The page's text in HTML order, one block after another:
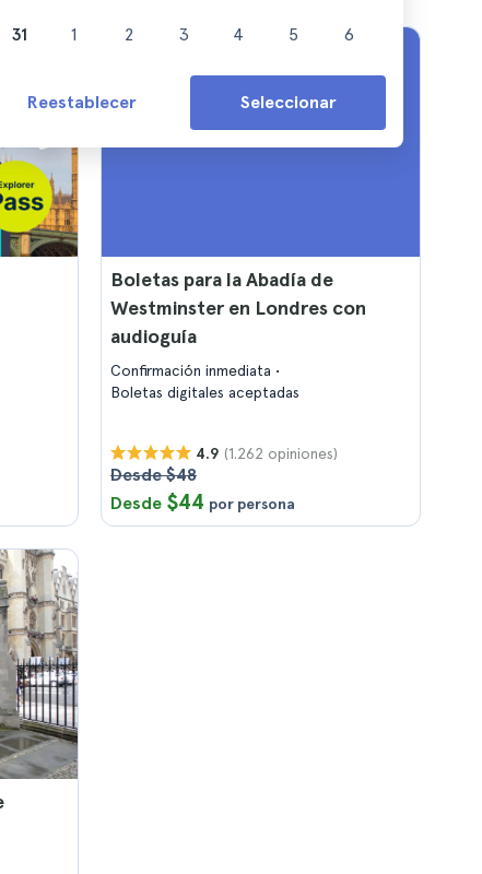
Boletas para la Abadía de
Westminster en Londres con
audioguía
Confirmación inmediata
Boletas digitales aceptadas
4.9 (1.262 opiniones)
Desde $48
Desde $44 por persona
31 1 2 3 4 5 6
Reestablecer Seleccionar